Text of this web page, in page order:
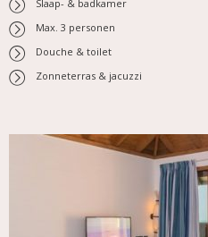
Slaap- & badkamer
Max. 3 personen
Douche & toilet
Zonneterras & jacuzzi